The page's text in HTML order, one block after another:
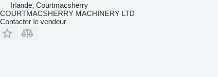
Irlande, Courtmacsherry
COURTMACSHERRY MACHINERY LTD
Contacter le vendeur